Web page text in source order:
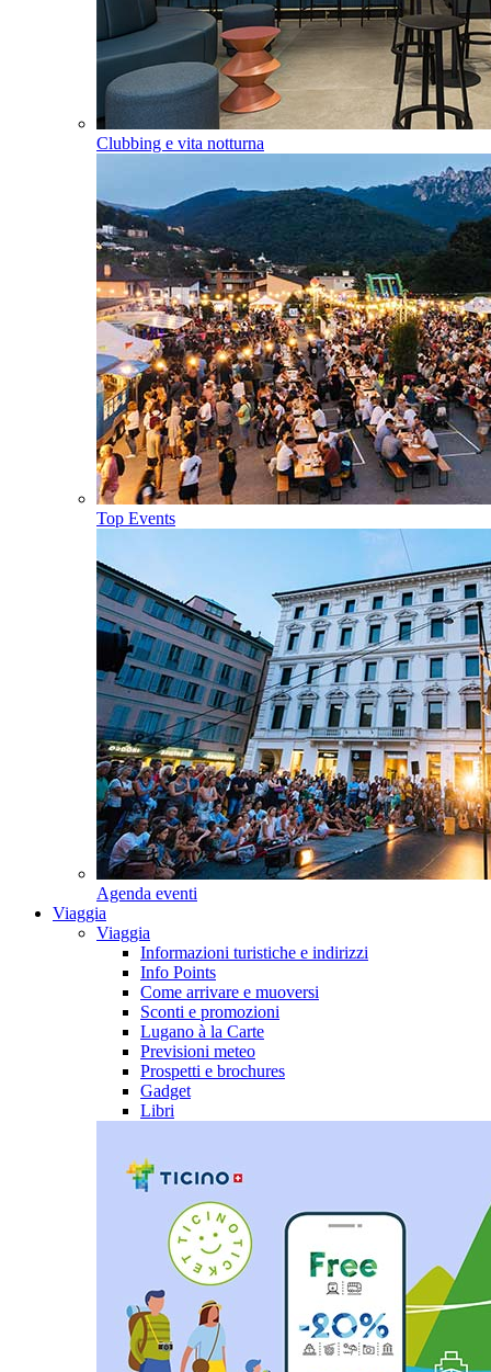
Clubbing e vita notturna
Top Events
Agenda eventi
Viaggia
Viaggia
Informazioni turistiche e indirizzi
Info Points
Come arrivare e muoversi
Sconti e promozioni
Lugano à la Carte
Previsioni meteo
Prospetti e brochures
Gadget
Libri